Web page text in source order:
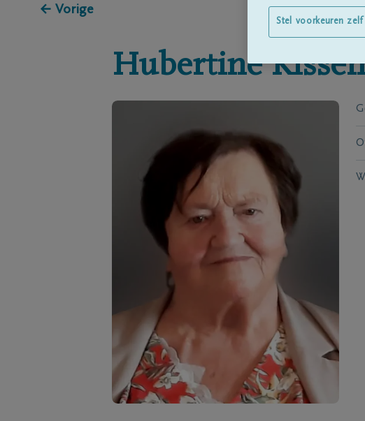
← Vorige
Hubertine
Stel voorkeuren zelf